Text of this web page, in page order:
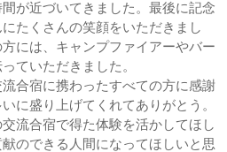
が近づいてきました。最後に記念
たくさんの笑顔をいただきまし
には、キャンプファイアーやバー
ていただきました。
合宿に携わったすべての方に感謝
に盛り上げてくれてありがとう。
流合宿で得た体験を活かしてほし
のできる人間になってほしいと思